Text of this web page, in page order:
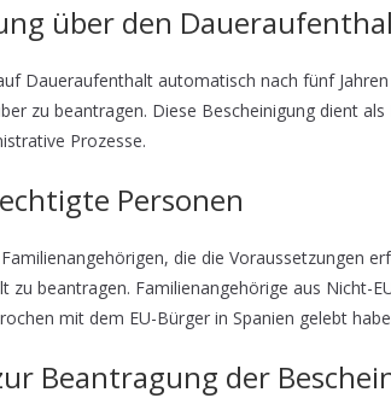
über den
Daueraufenthalt automatisch nach fünf
zu beantragen. Diese Bescheinigung dient
Prozesse.
Personen
die die Voraussetzungen
zu beantragen. Familienangehörige aus Nicht-
mit dem EU-Bürger in Spanien gelebt
Beantragung der